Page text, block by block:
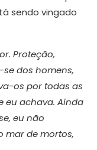
sendo vingado
Proteção,
dos homens,
os por todas as
eu achava. Ainda
eu não
mar de mortos,